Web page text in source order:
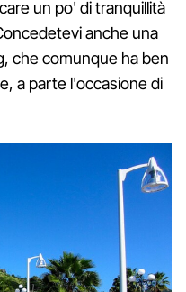
un po' di tranquillità
anche una
che comunque ha ben
a parte l'occasione di